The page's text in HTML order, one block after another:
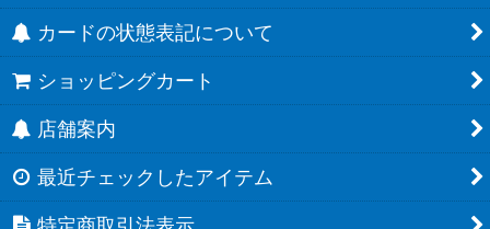
カードの状態表記について
ショッピングカート
店舗案内
最近チェックしたアイテム